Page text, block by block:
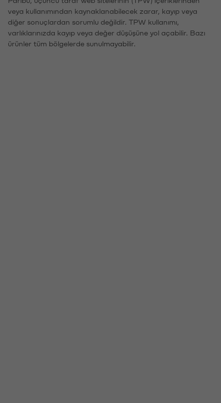
veya kullanımından kaynaklanabilecek zarar, kayıp veya
diğer sonuçlardan sorumlu değildir. TPW kullanımı,
varlıklarınızda kayıp veya değer düşüşüne yol açabilir. Bazı
ürünler tüm bölgelerde sunulmayabilir.